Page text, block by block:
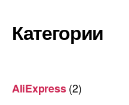
Категории
AliExpress(2)